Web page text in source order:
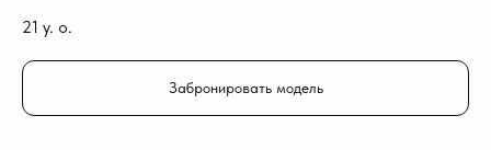
21 y. o.
Забронировать модель